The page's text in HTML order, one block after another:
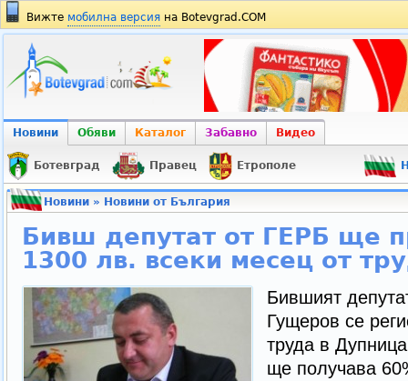
Вижте мобилна версия на Botevgrad.COM
Новини Обяви Каталог Забавно Видео
Ботевград Правец Етрополе
Новини» Новини от България
Бивш депутат от ГЕРБ ще
1300 лв. всеки месец от
Бившият
Гущеров се
труда в
ще получава